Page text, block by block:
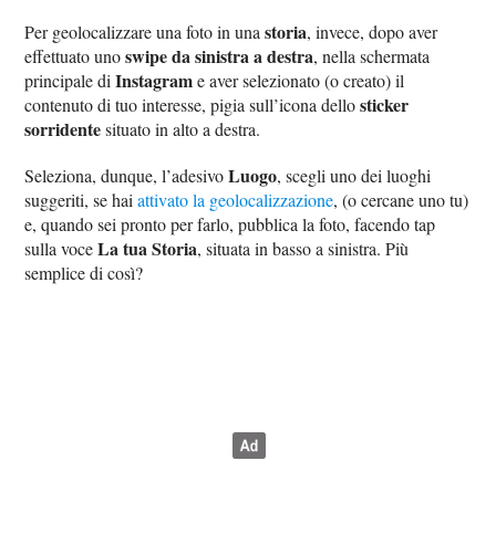
Per geolocalizzare una foto in unastoria, invece, dopo aver
effettuato unoswipe da sinistra a destra, nella schermata
principale diInstagrame aver selezionato (o creato) il
contenuto di tuo interesse, pigia sull’icona dellosticker
sorridentesituato in alto a destra.
Seleziona, dunque, l’adesivoLuogo, scegli uno dei luoghi
suggeriti, se haiattivato la geolocalizzazione, (o cercane uno tu)
e, quando sei pronto per farlo, pubblica la foto, facendo tap
sulla voceLa tua Storia, situata in basso a sinistra. Più
semplice di così?